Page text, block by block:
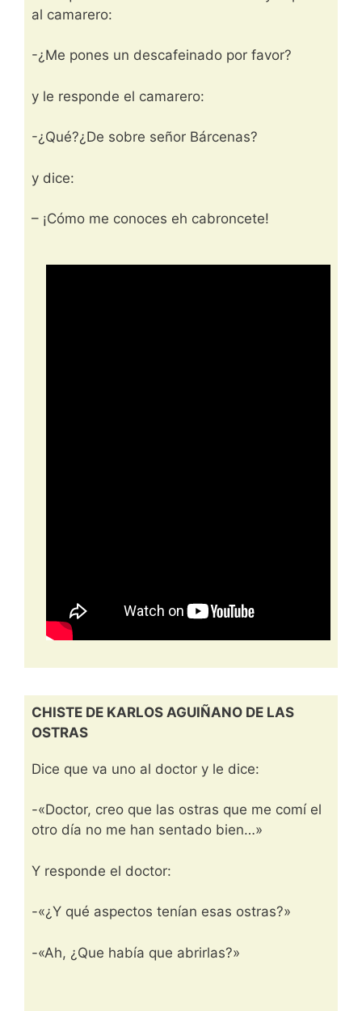
al camarero:
-¿Me pones un descafeinado por favor?
y le responde el camarero:
-¿Qué?¿De sobre señor Bárcenas?
y dice:
– ¡Cómo me conoces eh cabroncete!
CHISTE DE KARLOS AGUIÑANO DE LAS
OSTRAS
Dice que va uno al doctor y le dice:
-«Doctor, creo que las ostras que me comí el
otro día no me han sentado bien…»
Y responde el doctor:
-«¿Y qué aspectos tenían esas ostras?»
-«Ah, ¿Que había que abrirlas?»